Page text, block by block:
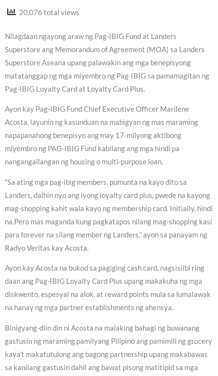
20,076 total views
Nilagdaan ngayong araw ng Pag-IBIG Fund at Landers
Superstore ang Memorandum of Agreement (MOA) sa Landers
Superstore Aseana upang palawakin ang mga benepisyong
matatanggap ng mga miyembro ng Pag-IBIG sa pamamagitan ng
Pag-IBIG Loyalty Card at Loyalty Card Plus.
Ayon kay Pag-IBIG Fund Chief Executive Officer Marilene
Acosta, layunin ng kasunduan na mabigyan ng mas maraming
napapanahong benepisyo ang may 17-milyong aktibong
miyembro ng PAG-IBIG Fund kabilang ang mga hindi pa
nangangailangan ng housing o multi-purpose loan.
“Sa ating mga pag-ibig members, pumunta na kayo dito sa
Landers, dalhin nyo ang iyong loyalty card plus, pwede na kayong
mag-shopping kahit wala kayo ng membership card. Initially, hindi
na.Pero mas maganda kung pagkatapos nilang mag-shopping kasi
para forever na silang member ng Landers,” ayon sa panayam ng
Radyo Veritas kay Acosta.
Ayon kay Acosta na bukod sa pagiging cash card, nagsisilbi ring
daan ang Pag-IBIG Loyalty Card Plus upang makakuha ng mga
diskwento, espesyal na alok, at reward points mula sa lumalawak
na hanay ng mga partner establishments ng ahensya.
Binigyang-diin din ni Acosta na malaking bahagi ng buwanang
gastusin ng maraming pamilyang Pilipino ang pamimili ng grocery
kaya’t makatutulong ang bagong partnership upang makabawas
sa kanilang gastusin dahil ang bawat pisong matitipid sa mga